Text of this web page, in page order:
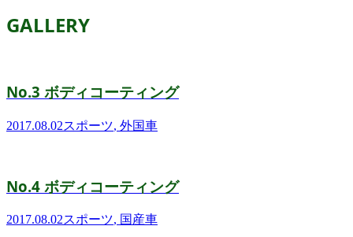
GALLERY
No.3 ボディコーティング
2017.08.02スポーツ, 外国車
No.4 ボディコーティング
2017.08.02スポーツ, 国産車